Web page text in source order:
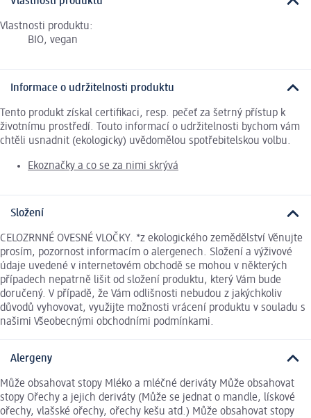
Vlastnosti produktu:
BIO, vegan
Informace o udržitelnosti produktu
Tento produkt získal certifikaci, resp. pečeť za šetrný přístup k
životnímu prostředí. Touto informací o udržitelnosti bychom vám
chtěli usnadnit (ekologicky) uvědomělou spotřebitelskou volbu.
Ekoznačky a co se za nimi skrývá
Složení
CELOZRNNÉ OVESNÉ VLOČKY. *z ekologického zemědělství Věnujte
prosím, pozornost informacím o alergenech. Složení a výživové
údaje uvedené v internetovém obchodě se mohou v některých
případech nepatrně lišit od složení produktu, který Vám bude
doručený. V případě, že Vám odlišnosti nebudou z jakýchkoliv
důvodů vyhovovat, využijte možnosti vrácení produktu v souladu s
našimi Všeobecnými obchodními podmínkami.
Alergeny
Může obsahovat stopy Mléko a mléčné deriváty Může obsahovat
stopy Ořechy a jejich deriváty (Může se jednat o mandle, lískové
ořechy, vlašské ořechy, ořechy kešu atd.) Může obsahovat stopy